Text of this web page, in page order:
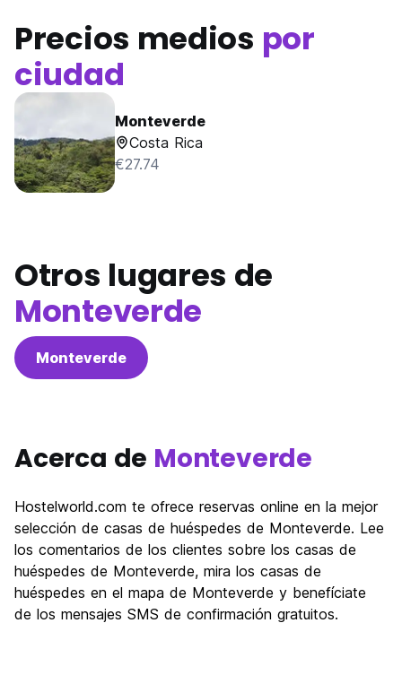
Precios medios por
ciudad
Monteverde
Costa Rica
€27.74
Otros lugares de
Monteverde
Monteverde
Acerca de Monteverde
Hostelworld.com te ofrece reservas online en la mejor
selección de casas de huéspedes de Monteverde. Lee
los comentarios de los clientes sobre los casas de
huéspedes de Monteverde, mira los casas de
huéspedes en el mapa de Monteverde y benefíciate
de los mensajes SMS de confirmación gratuitos.